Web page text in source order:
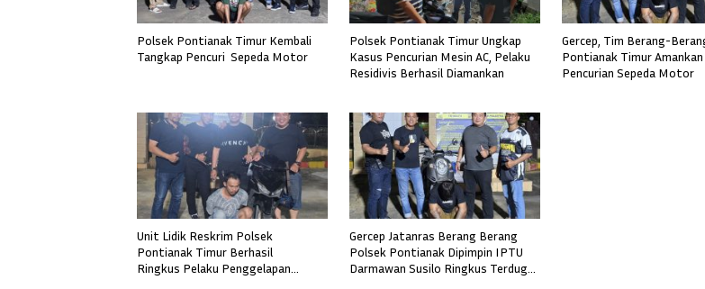
Polsek Pontianak Timur Kembali
Tangkap Pencuri Sepeda Motor
Polsek Pontianak Timur Ungkap
Kasus Pencurian Mesin AC, Pelaku
Residivis Berhasil Diamankan
Gercep, Tim Berang-
Pontianak Timur Amankan
Pencurian Sepeda Motor
Unit Lidik Reskrim Polsek
Pontianak Timur Berhasil
Ringkus Pelaku Penggelapan
Gercep Jatanras Berang Berang
Polsek Pontianak Dipimpin IPTU
Darmawan Susilo Ringkus Terduga